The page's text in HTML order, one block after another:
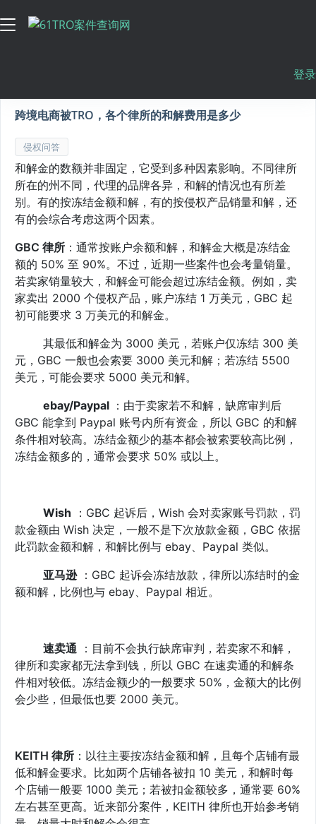
登录
跨境电商被TRO，各个律所的和解费用是多少
侵权问答
和解金的数额并非固定，它受到多种因素影响。不同律所
所在的州不同，代理的品牌各异，和解的情况也有所差
别。有的按冻结金额和解，有的按侵权产品销量和解，还
有的会综合考虑这两个因素。
GBC 律所 ：通常按账户余额和解，和解金大概是冻结金
额的 50% 至 90%。不过，近期一些案件也会考量销量。
若卖家销量较大，和解金可能会超过冻结金额。例如，卖
家卖出 2000 个侵权产品，账户冻结 1 万美元，GBC 起
初可能要求 3 万美元的和解金。
其最低和解金为 3000 美元，若账户仅冻结 300 美
元，GBC 一般也会索要 3000 美元和解；若冻结 5500
美元，可能会要求 5000 美元和解。
ebay/Paypal ：由于卖家若不和解，缺席审判后
GBC 能拿到 Paypal 账号内所有资金，所以 GBC 的和解
条件相对较高。冻结金额少的基本都会被索要较高比例，
冻结金额多的，通常会要求 50% 或以上。
Wish ： GBC 起诉后，Wish 会对卖家账号罚款，罚
款金额由 Wish 决定，一般不是下次放款金额，GBC 依据
此罚款金额和解，和解比例与 ebay、Paypal 类似。
亚马逊：GBC 起诉会冻结放款，律所以冻结时的金
额和解，比例也与 ebay、Paypal 相近。
速卖通 ：目前不会执行缺席审判，若卖家不和解，
律所和卖家都无法拿到钱，所以 GBC 在速卖通的和解条
件相对较低。冻结金额少的一般要求 50%，金额大的比例
会少些，但最低也要 2000 美元。
KEITH 律所 ：以往主要按冻结金额和解，且每个店铺有最
低和解金要求。比如两个店铺各被扣 10 美元，和解时每
个店铺一般要 1000 美元；若被扣金额较多，通常要 60%
左右甚至更高。近来部分案件，KEITH 律所也开始参考销